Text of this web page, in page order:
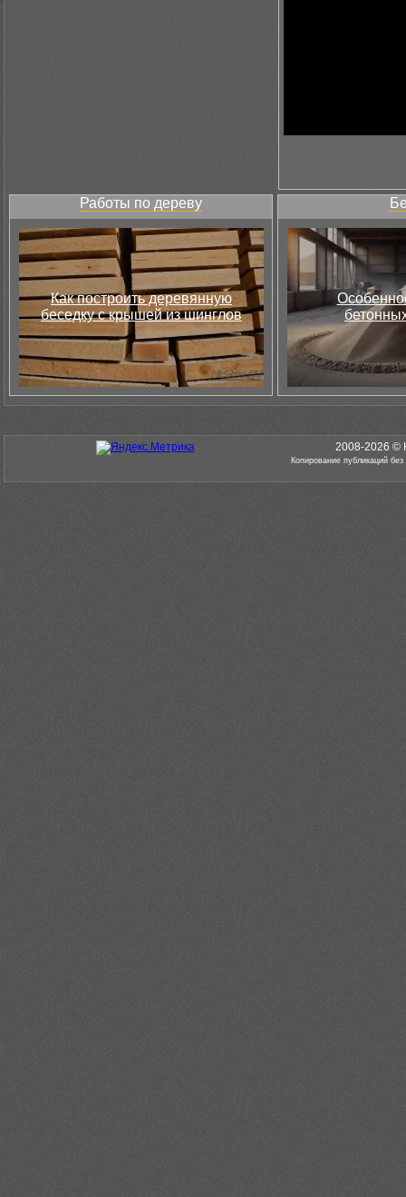
Работы по дереву
Как построить деревянную
беседку с крышей из шинглов
2008-2026 ©
Копирование публикаций